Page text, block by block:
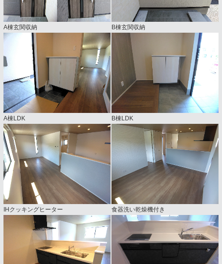
A棟玄関収納 B棟玄関収納
A棟LDK B棟LDK
IHクッキングヒーター 食器洗い乾燥機付き